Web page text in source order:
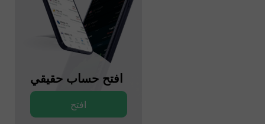
افتح حساب حقيقي
افتح